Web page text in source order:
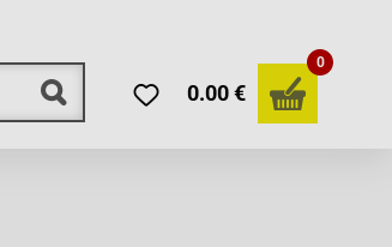
0.00 €
0